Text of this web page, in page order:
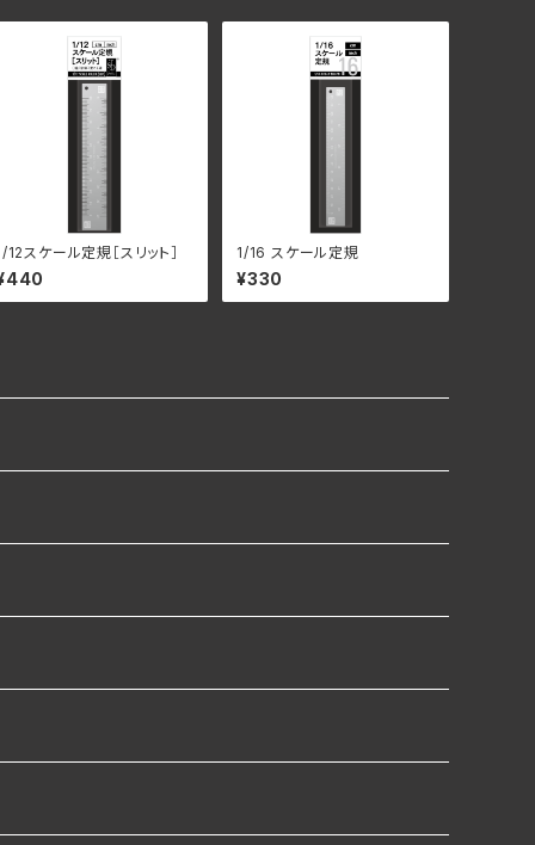
12スケール定規［スリット］ 1/16 スケール定規
¥330